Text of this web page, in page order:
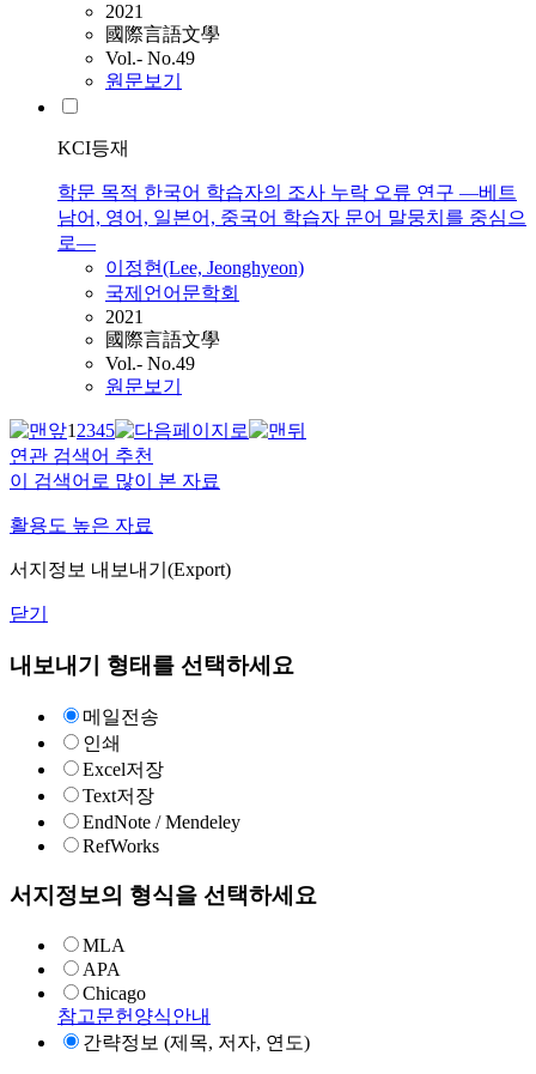
2021
國際言語文學
Vol.- No.49
원문보기
KCI등재
학문 목적 한국어 학습자의 조사 누락 오류 연구 ―베트
남어, 영어, 일본어, 중국어 학습자 문어 말뭉치를 중심으
로―
이정현(Lee, Jeonghyeon)
국제언어문학회
2021
國際言語文學
Vol.- No.49
원문보기
12345
연관 검색어 추천
이 검색어로 많이 본 자료
활용도 높은 자료
서지정보 내보내기(Export)
닫기
내보내기 형태를 선택하세요
메일전송
인쇄
Excel저장
Text저장
EndNote / Mendeley
RefWorks
서지정보의 형식을 선택하세요
MLA
APA
Chicago
참고문헌양식안내
간략정보 (제목, 저자, 연도)